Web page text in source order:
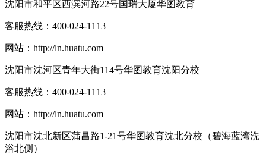
沈阳市和平区西滨河路22号国瑞大厦华图教育
客服热线： 400-024-1113
网站： http://ln.huatu.com
沈阳市沈河区青年大街114号华图教育沈阳分校
客服热线： 400-024-1113
网站： http://ln.huatu.com
沈阳市沈北新区蒲昌路1-21号华图教育沈北分校（碧海蓝湾洗
浴北侧）